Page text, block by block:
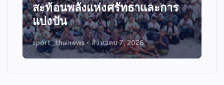
สะท้อนพลังแห่งศรัทธาและการ
แบ่งปัน
sport_thainews สิงหาคม 7, 2026